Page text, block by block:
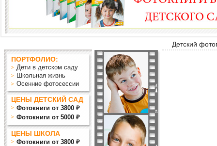
Детский
ПОРТФОЛИО:
Дети в детском саду
Школьная жизнь
Осенние фотосессии
ЦЕНЫ ДЕТСКИЙ САД
Фотокниги от 3800 ₽
Фотокниги от 5000 ₽
ЦЕНЫ ШКОЛА
Фотокниги от 3800 ₽